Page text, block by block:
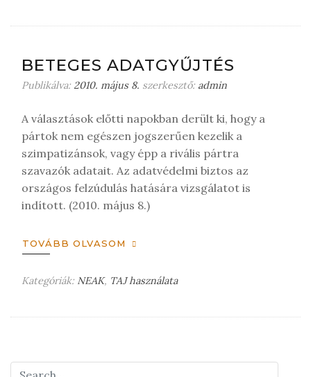
o
n
e
g
BETEGES ADATGYŰJTÉS
Publikálva: 2010. május 8. szerkesztő: admin
A választások előtti napokban derült ki, hogy a
pártok nem egészen jogszerűen kezelik a
szimpatizánsok, vagy épp a rivális pártra
szavazók adatait. Az adatvédelmi biztos az
országos felzúdulás hatására vizsgálatot is
indított. (2010. május 8.)
TOVÁBB OLVASOM
Kategóriák: NEAK, TAJ használata
o